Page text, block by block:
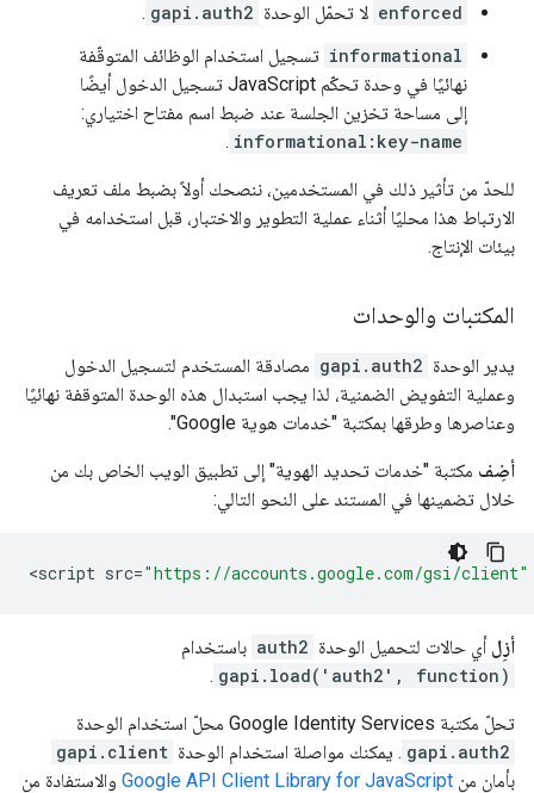
enforced لا تحمّل الوحدة gapi.auth2
.
informational تسجيل استخدام الوظائف المتوقّفة
نهائيًا في وحدة تحكّم JavaScript تسجيل الدخول أيضًا
إلى مساحة تخزين الجلسة عند ضبط اسم مفتاح اختياري:
informational:key-name
.
للحدّ من تأثير ذلك في المستخدمين، ننصحك أولاً بضبط ملف تعريف
الارتباط هذا محليًا أثناء عملية التطوير والاختبار، قبل استخدامه في
بيئات الإنتاج.
المكتبات والوحدات
يدير الوحدة gapi.auth2 مصادقة المستخدم لتسجيل الدخول
وعملية التفويض الضمنية، لذا يجب استبدال هذه الوحدة المتوقفة نهائيًا
وعناصرها وطرقها بمكتبة "خدمات هوية Google".
أضِف مكتبة "خدمات تحديد الهوية" إلى تطبيق الويب الخاص بك من
خلال تضمينها في المستند على النحو التالي:
<script src="https://accounts.google.com/gsi/client"
أزِل أي حالات لتحميل الوحدة auth2 باستخدام
gapi.load('auth2', function)
.
تحلّ مكتبة Google Identity Services محلّ استخدام الوحدة
gapi.auth2 . يمكنك مواصلة استخدام الوحدة gapi.client
بأمان من Google API Client Library for JavaScript والاستفادة من